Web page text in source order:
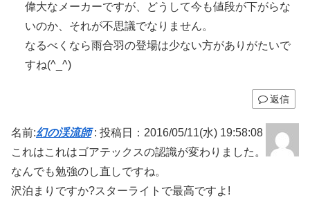
偉大なメーカーですが、どうして今も値段が下がらな
いのか、それが不思議でなりません。
なるべくなら雨合羽の登場は少ない方がありがたいで
すね(^_^)
返信
名前:幻の渓流師: 投稿日：2016/05/11(水) 19:58:08
これはこれはゴアテックスの認識が変わりました。
なんでも勉強のし直しですね。
沢泊まりですか?スターライトで最高ですよ!